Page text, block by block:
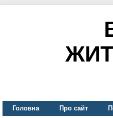
Головна Про сайт